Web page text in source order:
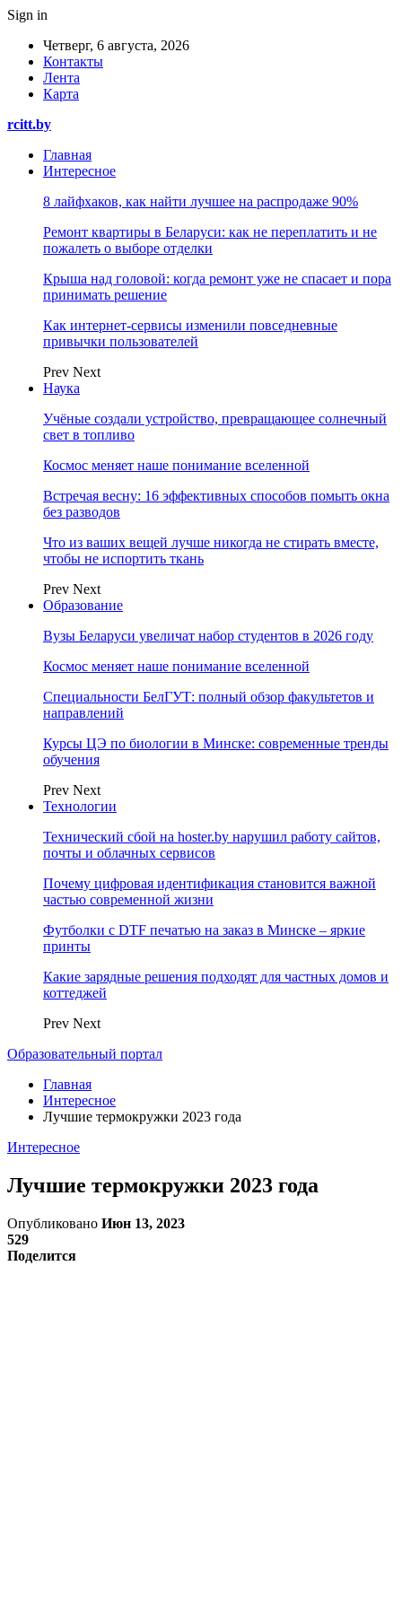
Sign in
Четверг, 6 августа, 2026
Контакты
Лента
Карта
rcitt.by
Главная
Интересное
8 лайфхаков, как найти лучшее на распродаже 90%
Ремонт квартиры в Беларуси: как не переплатить и не
пожалеть о выборе отделки
Крыша над головой: когда ремонт уже не спасает и пора
принимать решение
Как интернет-сервисы изменили повседневные
привычки пользователей
Prev Next
Наука
Учёные создали устройство, превращающее солнечный
свет в топливо
Космос меняет наше понимание вселенной
Встречая весну: 16 эффективных способов помыть окна
без разводов
Что из ваших вещей лучше никогда не стирать вместе,
чтобы не испортить ткань
Prev Next
Образование
Вузы Беларуси увеличат набор студентов в 2026 году
Космос меняет наше понимание вселенной
Специальности БелГУТ: полный обзор факультетов и
направлений
Курсы ЦЭ по биологии в Минске: современные тренды
обучения
Prev Next
Технологии
Технический сбой на hoster.by нарушил работу сайтов,
почты и облачных сервисов
Почему цифровая идентификация становится важной
частью современной жизни
Футболки с DTF печатью на заказ в Минске – яркие
принты
Какие зарядные решения подходят для частных домов и
коттеджей
Prev Next
Образовательный портал
Главная
Интересное
Лучшие термокружки 2023 года
Интересное
Лучшие термокружки 2023 года
Опубликовано Июн 13, 2023
529
Поделится